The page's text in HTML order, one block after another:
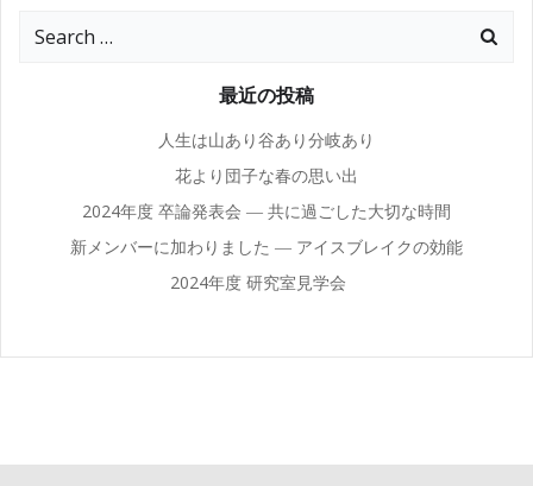
Search
最近の投稿
人生は山あり谷あり分岐あり
花より団子な春の思い出
2024年度 卒論発表会 ― 共に過ごした大切な時間
新メンバーに加わりました ― アイスブレイクの効能
2024年度 研究室見学会